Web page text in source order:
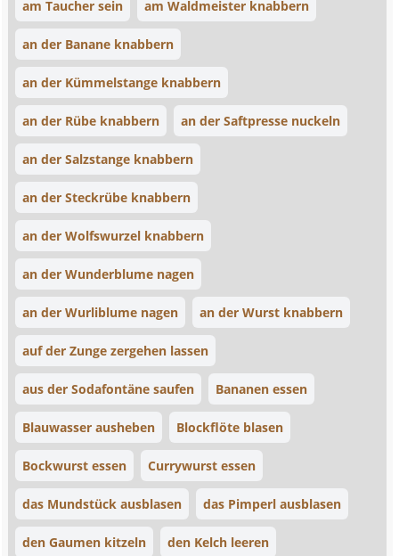
am Taucher sein am Waldmeister knabbern
an der Banane knabbern
an der Kümmelstange knabbern
an der Rübe knabbern an der Saftpresse nuckeln
an der Salzstange knabbern
an der Steckrübe knabbern
an der Wolfswurzel knabbern
an der Wunderblume nagen
an der Wurliblume nagen an der Wurst knabbern
auf der Zunge zergehen lassen
aus der Sodafontäne saufen Bananen essen
Blauwasser ausheben Blockflöte blasen
Bockwurst essen Currywurst essen
das Mundstück ausblasen das Pimperl ausblasen
den Gaumen kitzeln den Kelch leeren